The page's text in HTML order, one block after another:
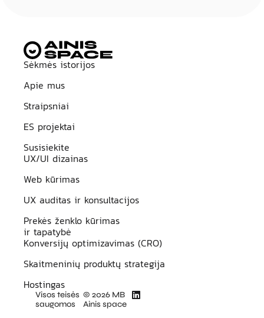
Sėkmės istorijos
Apie mus
Straipsniai
ES projektai
Susisiekite
UX/UI dizainas
Web kūrimas
UX auditas ir konsultacijos
Prekės ženklo kūrimas
ir tapatybė
Konversijų optimizavimas (CRO)
Skaitmeninių produktų strategija
Hostingas
Visos teisės
saugomos
© 2026 MB
Ainis space